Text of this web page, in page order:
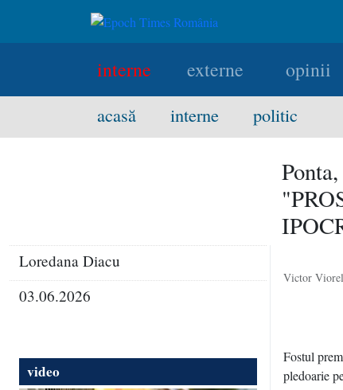
interne externe opinii
acasă interne politic
Loredana Diacu
03.06.2026
video
Victor
Fostul
pledoarie